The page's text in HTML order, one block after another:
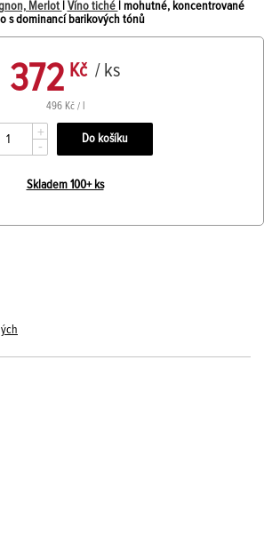
Merlot
Víno tiché
| mohutné, koncentrované
s dominancí barikových tónů
372 Kč / ks
496 Kč / l
+
-
Skladem 100+ ks